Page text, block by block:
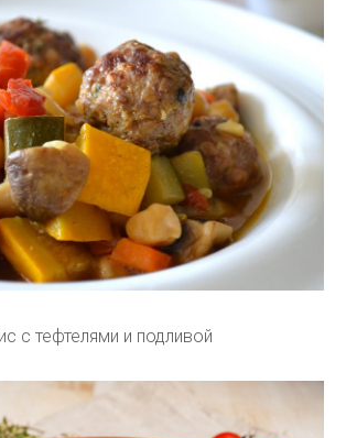
с тефтелями и подливой